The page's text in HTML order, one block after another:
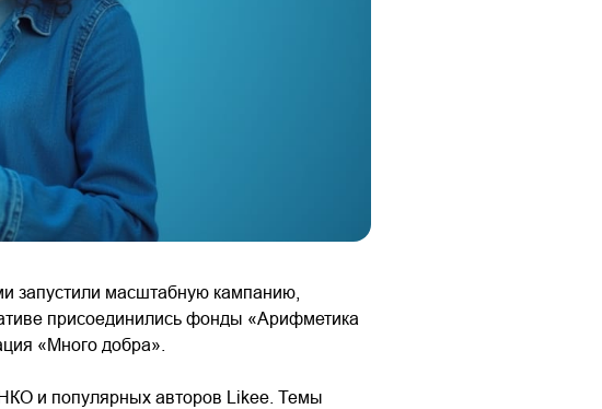
запустили масштабную кампанию,
присоединились фонды «Арифметика
«Много добра».
и популярных авторов Likee. Темы